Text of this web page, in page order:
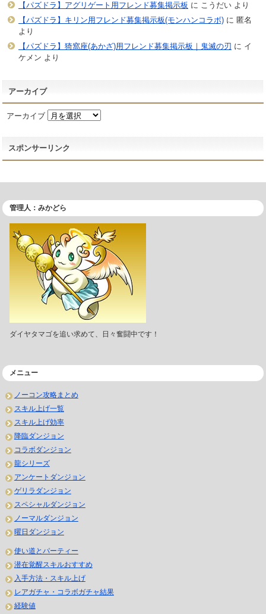
【パズドラ】アグリゲート用フレンド募集掲示板 に こうだいより
【パズドラ】キリン用フレンド募集掲示板(モンハンコラボ)に 匿名
より
【パズドラ】猗窩座(あかざ)用フレンド募集掲示板｜鬼滅の刃 に イ
ケメン より
アーカイブ
アーカイブ
スポンサーリンク
管理人：みかどら
ダイヤタマゴを追い求めて、日々奮闘中です！
メニュー
ノーコン攻略まとめ
スキル上げ一覧
スキル上げ効率
降臨ダンジョン
コラボダンジョン
龍シリーズ
アンケートダンジョン
ゲリラダンジョン
スペシャルダンジョン
ノーマルダンジョン
曜日ダンジョン
使い道とパーティー
潜在覚醒スキルおすすめ
入手方法・スキル上げ
レアガチャ・コラボガチャ結果
経験値